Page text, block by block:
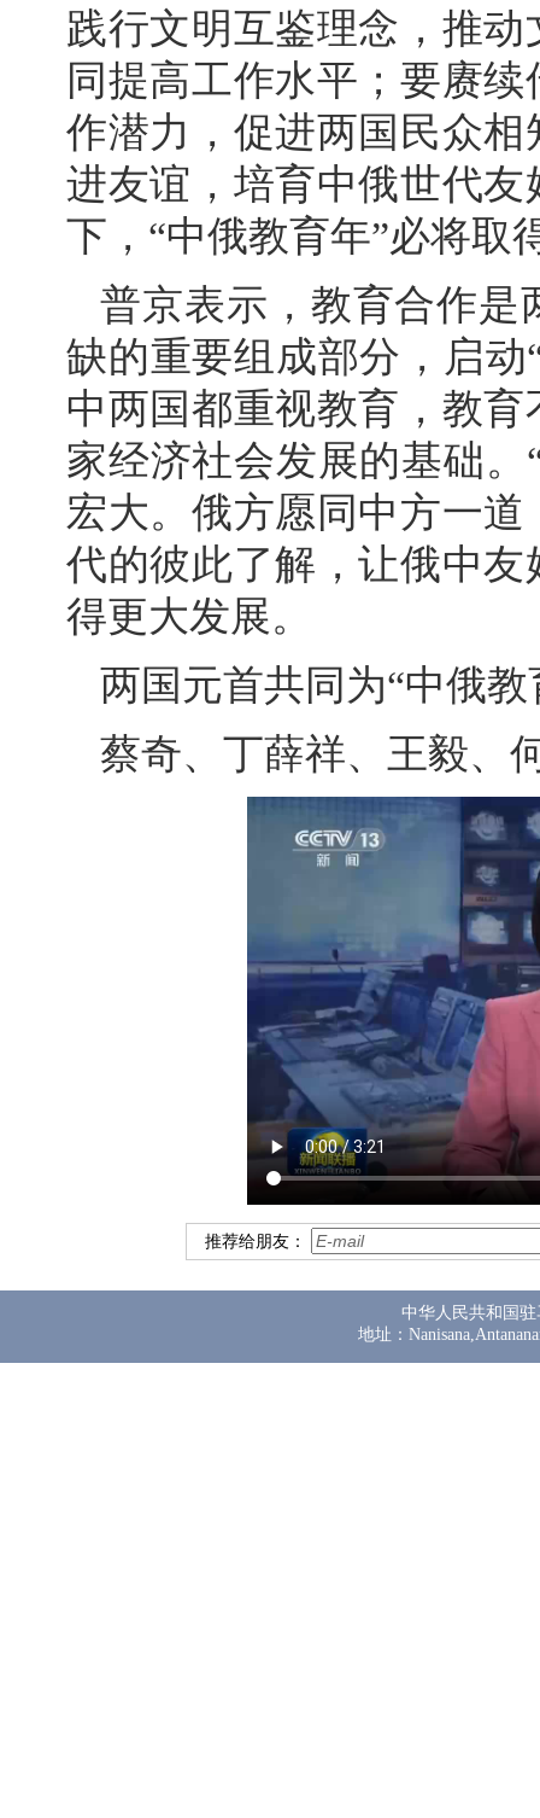
践行文明互鉴理念，推
同提高工作水平；要赓
作潜力，促进两国民众
进友谊，培育中俄世代
下，“中俄教育年”必将取
普京表示，教育合作是
缺的重要组成部分，启
中两国都重视教育，教
家经济社会发展的基础
宏大。俄方愿同中方一
代的彼此了解，让俄中
得更大发展。
两国元首共同为“中俄
蔡奇、丁薛祥、王毅、
推荐给朋友：
中华人民共和国
地址：